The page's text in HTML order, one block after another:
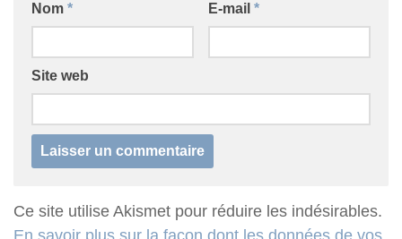
Nom * E-mail *
Site web
Ce site utilise Akismet pour réduire les indésirables.